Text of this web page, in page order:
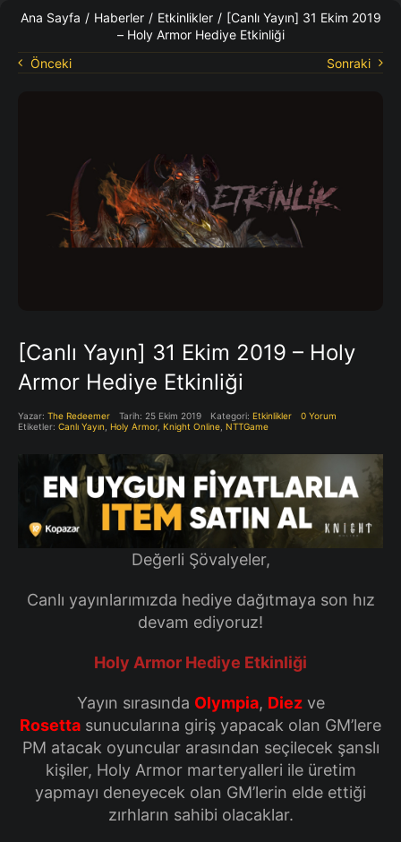
KO Rehberleri
Ana Sayfa / Haberler / Etkinlikler / [Canlı Yayın] 31 Ekim 2019
– Holy Armor Hediye Etkinliği
Önceki
Sonraki
[Canlı Yayın] 31 Ekim 2019 – Holy
Armor Hediye Etkinliği
Yazar: The Redeemer Tarih: 25 Ekim 2019 Kategori: Etkinlikler
0 Yorum
Etiketler: Canlı Yayın Holy Armor, Knight Online NTTGame
Değerli Şövalyeler,
Canlı yayınlarımızda hediye dağıtmaya son hız
devam ediyoruz!
Holy Armor Hediye Etkinliği
Yayın sırasında Olympia, Diezve
Rosetta sunucularına giriş yapacak olan GM’lere
PM atacak oyuncular arasından seçilecek şanslı
kişiler, Holy Armor marteryalleri ile üretim
yapmayı deneyecek olan GM’lerin elde ettiği
zırhların sahibi olacaklar.